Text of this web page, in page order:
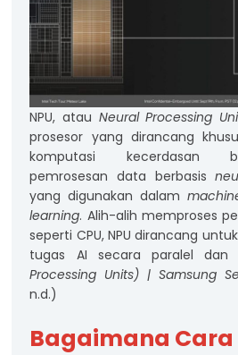
NPU, atau Neural Processing
prosesor yang dirancang
komputasi kecerdasan
pemrosesan data berbasis
yang digunakan dalam
learning. Alih-alih memproses
seperti CPU, NPU dirancang
tugas AI secara paralel dan
Processing Units) | Samsung
n.d.)
Bagaimana Cara